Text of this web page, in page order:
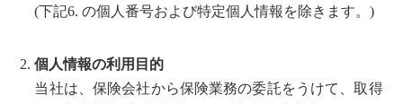
(下記6. の個人番号および特定個人情報を除きます。)
個人情報の利用目的
当社は、保険会社から保険業務の委託をうけて、取得